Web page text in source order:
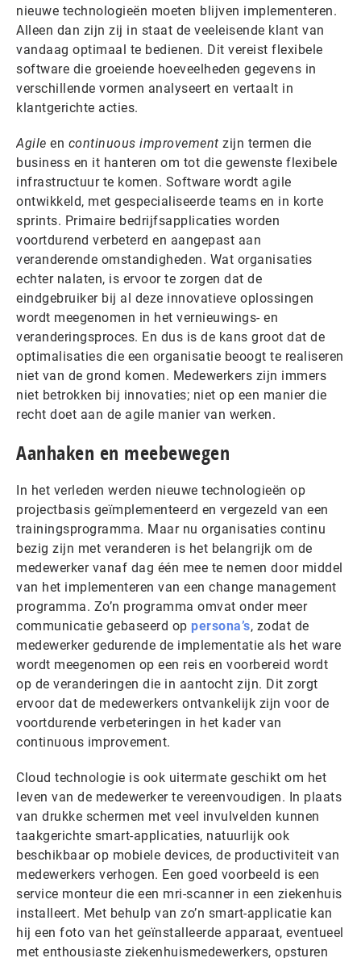
nieuwe technologieën moeten blijven implementeren.
Alleen dan zijn zij in staat de veeleisende klant van
vandaag optimaal te bedienen. Dit vereist flexibele
software die groeiende hoeveelheden gegevens in
verschillende vormen analyseert en vertaalt in
klantgerichte acties.
Agile en continuous improvement zijn termen die
business en it hanteren om tot die gewenste flexibele
infrastructuur te komen. Software wordt agile
ontwikkeld, met gespecialiseerde teams en in korte
sprints. Primaire bedrijfsapplicaties worden
voortdurend verbeterd en aangepast aan
veranderende omstandigheden. Wat organisaties
echter nalaten, is ervoor te zorgen dat de
eindgebruiker bij al deze innovatieve oplossingen
wordt meegenomen in het vernieuwings- en
veranderingsproces. En dus is de kans groot dat de
optimalisaties die een organisatie beoogt te realiseren
niet van de grond komen. Medewerkers zijn immers
niet betrokken bij innovaties; niet op een manier die
recht doet aan de agile manier van werken.
Aanhaken en meebewegen
In het verleden werden nieuwe technologieën op
projectbasis geïmplementeerd en vergezeld van een
trainingsprogramma. Maar nu organisaties continu
bezig zijn met veranderen is het belangrijk om de
medewerker vanaf dag één mee te nemen door middel
van het implementeren van een change management
programma. Zo’n programma omvat onder meer
communicatie gebaseerd op persona’s, zodat de
medewerker gedurende de implementatie als het ware
wordt meegenomen op een reis en voorbereid wordt
op de veranderingen die in aantocht zijn. Dit zorgt
ervoor dat de medewerkers ontvankelijk zijn voor de
voortdurende verbeteringen in het kader van
continuous improvement.
Cloud technologie is ook uitermate geschikt om het
leven van de medewerker te vereenvoudigen. In plaats
van drukke schermen met veel invulvelden kunnen
taakgerichte smart-applicaties, natuurlijk ook
beschikbaar op mobiele devices, de productiviteit van
medewerkers verhogen. Een goed voorbeeld is een
service monteur die een mri-scanner in een ziekenhuis
installeert. Met behulp van zo’n smart-applicatie kan
hij een foto van het geïnstalleerde apparaat, eventueel
met enthousiaste ziekenhuismedewerkers, opsturen